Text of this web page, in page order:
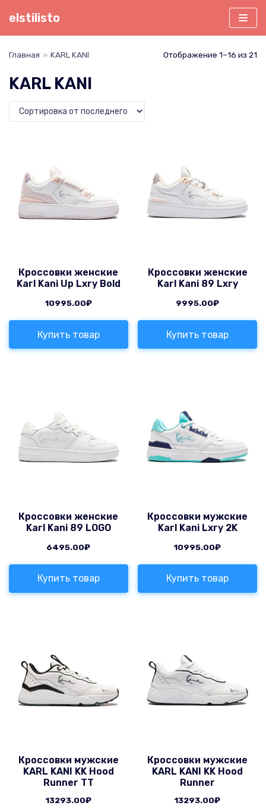
Перейти
elstilisto
Главная » KARL KANI Отображение 1–16 из 21
KARL KANI
Кроссовки женские
Karl Kani Up Lxry Bold
10995.00₽
Купить товар
Кроссовки женские
Karl Kani 89 Lxry
9995.00₽
Купить товар
Кроссовки женские
Karl Kani 89 LOGO
6495.00₽
Купить товар
Кроссовки мужские
Karl Kani Lxry 2K
10995.00₽
Купить товар
Кроссовки мужские
KARL KANI KK Hood
Runner TT
13293.00₽
Кроссовки мужские
KARL KANI KK Hood
Runner
13293.00₽